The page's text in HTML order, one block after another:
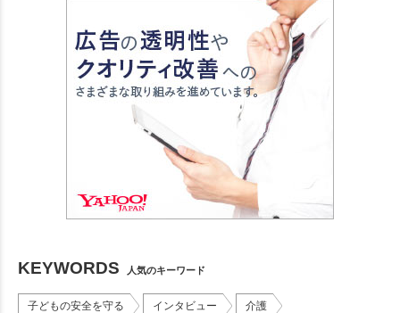
KEYWORDS 人気のキーワード
子どもの安全を守る インタビュー 介護